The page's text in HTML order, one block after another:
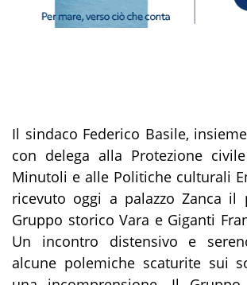
Il sindaco Federico Basile,
con delega alla Protezione
Minutoli e alle Politiche culturali
ricevuto oggi a palazzo Zanca il
Gruppo storico Vara e Giganti
Un incontro distensivo e
alcune polemiche scaturite sui